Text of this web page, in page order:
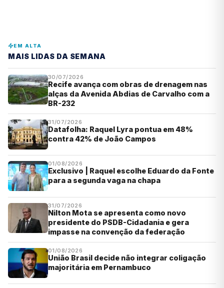
EM ALTA
MAIS LIDAS DA SEMANA
30/07/2026
Recife avança com obras de drenagem nas
alças da Avenida Abdias de Carvalho com a
BR-232
31/07/2026
Datafolha: Raquel Lyra pontua em 48%
contra 42% de João Campos
01/08/2026
Exclusivo | Raquel escolhe Eduardo da Fonte
para a segunda vaga na chapa
31/07/2026
Nilton Mota se apresenta como novo
presidente do PSDB-Cidadania e gera
impasse na convenção da federação
01/08/2026
União Brasil decide não integrar coligação
majoritária em Pernambuco